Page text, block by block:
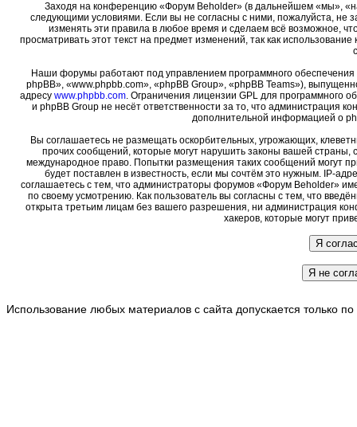
Заходя на конференцию «Форум Beholder» (в дальнейшем «мы»,
следующими условиями. Если вы не согласны с ними, пожалуйста, не
изменять эти правила в любое время и сделаем всё возможное,
просматривать этот текст на предмет изменений, так как
Наши форумы работают под управлением программного
phpBB», «www.phpbb.com», «phpBB Group», «phpBB Teams»),
адресу www.phpbb.com. Ограничения лицензии GPL для программного
и phpBB Group не несёт ответственности за то, что администрация
дополнительной информацией о
Вы соглашаетесь не размещать оскорбительных, угрожающих,
прочих сообщений, которые могут нарушить законы вашей страны,
международное право. Попытки размещения таких сообщений могут
будет поставлен в известность, если мы сочтём это нужным. IP-
соглашаетесь с тем, что администраторы форумов «Форум Beholder»
по своему усмотрению. Как пользователь вы согласны с тем, что
открыта третьим лицам без вашего разрешения, ни администрация
хакеров, которые могут
Использование любых материалов с сайта допускается только